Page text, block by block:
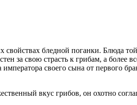
бледной поганки. Блюда
за свою страсть к грибам, а более
своего сына от первого
вкус грибов, он охотно